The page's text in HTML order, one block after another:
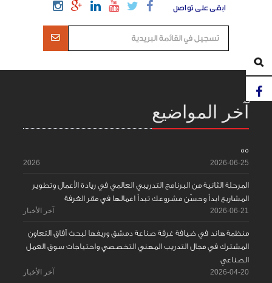
ابقى على تواصل
آخر المواضيع
55
2026-06-25
2026
المرحلة الثانية من البرنامج التدريبي العالمي في ريادة الأعمال وتطوير
المشاريع ابدأ وحسّن مشروعك تبدأ اعمالها في مقر الغرفة
2026-06-21 آخر الأخبار
منظمة هاند في ضيافة غرفة صناعة دمشق وريفها لبحث آفاق التعاون
المشترك في مجال التدريب المهني التخصصي واحتياجات سوق العمل
الصناعي
2026-04-20 آخر الأخبار